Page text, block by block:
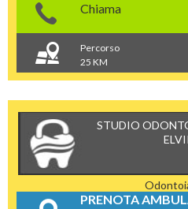
Chiama
Percorso
25 KM
STUDIO
PRENOTA